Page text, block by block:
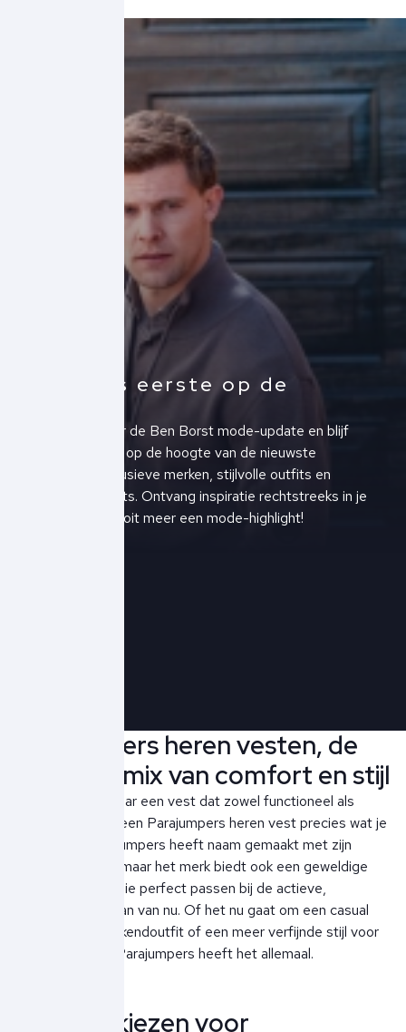
Altijd als eerste op de
Schrijf je in voor de Ben Borst mode-update en blijf
altijd als eerste op de hoogte van de nieuwste
collecties, exclusieve merken, stijlvolle outfits en
upcoming events. Ontvang inspiratie rechtstreeks in je
inbox en mis nooit meer een mode-highlight!
Parajumpers heren vesten, de
perfecte mix van comfort en stijl
Ben je op zoek naar een vest dat zowel functioneel als
stijlvol is? Dan is een Parajumpers heren vest precies wat je
nodig hebt. Parajumpers heeft naam gemaakt met zijn
robuuste jassen, maar het merk biedt ook een geweldige
collectie vesten die perfect passen bij de actieve,
modebewuste man van nu. Of het nu gaat om een casual
look voor de weekendoutfit of een meer verfijnde stijl voor
een avondje uit, Parajumpers heeft het allemaal.
Waarom kiezen voor